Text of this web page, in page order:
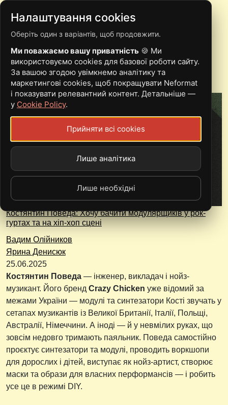
НОЙЗ
Костянтин Поведа: Хочу бачити модулярщиків у рок-
гуртах та на хіп-хоп сцені
Вадим Олійников
Ярина Денисюк
25.06.2025
Костянтин Поведа — інженер, викладач і нойз-
музикант. Його бренд Crazy Chicken уже відомий за
межами України — модулі та синтезатори Кості звучать у
сетапах музикантів із Великої Британії, Італії, Польщі,
Австралії, Німеччини. А іноді — й у невмілих руках, що
зовсім недовго тримають паяльник. Поведа самостійно
проєктує синтезатори та модулі, проводить воркшопи
для дорослих і дітей, виступає як нойз-артист, створює
маски та образи для власних перформансів — і робить
усе це в режимі DIY.
Налаштування cookies
Оберіть один з варіантів, щоб продовжити.
Ми поважаємо вашу приватність 🍪 Ми
використовуємо cookies для базової роботи сайту.
За вашою згодою увімкнемо аналітику та
маркетингові cookies, щоб покращувати Neformat
і показувати релевантний контент. Детальніше —
у Cookie Policy.
Прийняти всі cookies
Лише аналітика
Лише необхідні